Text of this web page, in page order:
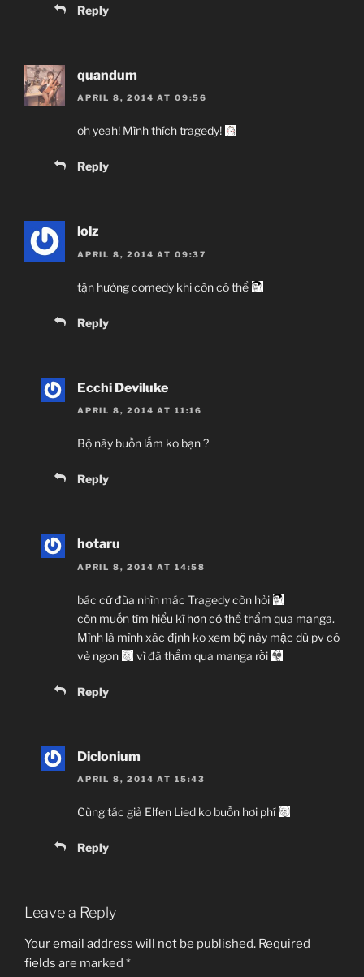
Reply
quandum
APRIL 8, 2014 AT 09:56
oh yeah! Mình thích tragedy!
Reply
lolz
APRIL 8, 2014 AT 09:37
tận hưởng comedy khi còn có thể
Reply
Ecchi Deviluke
APRIL 8, 2014 AT 11:16
Bộ này buồn lắm ko bạn ?
Reply
hotaru
APRIL 8, 2014 AT 14:58
bác cứ đùa nhìn mác Tragedy còn hỏi
còn muốn tìm hiểu kĩ hơn có thể thẩm qua manga.
Mình là mình xác định ko xem bộ này mặc dù pv có
vẻ ngon
vì đã thẩm qua manga rồi
Reply
Diclonium
APRIL 8, 2014 AT 15:43
Cùng tác giả Elfen Lied ko buồn hơi phí
Reply
Leave a Reply
Your email address will not be published. Required
fields are marked *